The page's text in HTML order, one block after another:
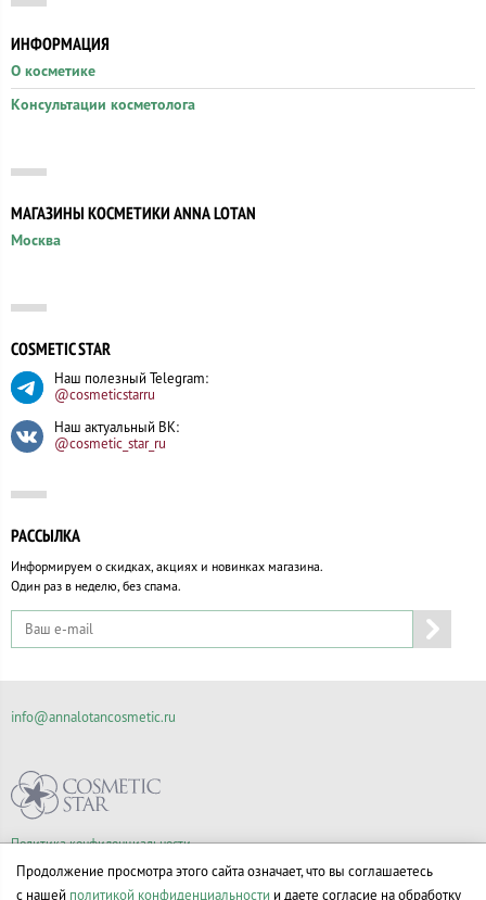
ИНФОРМАЦИЯ
О косметике
Консультации косметолога
МАГАЗИНЫ КОСМЕТИКИ ANNA LOTAN
Москва
COSMETIC STAR
Наш полезный Telegram:
@cosmeticstarru
Наш актуальный ВК:
@cosmetic_star_ru
РАССЫЛКА
Информируем о скидках, акциях и новинках магазина.
Один раз в неделю, без спама.
Политика конфиденциальности
Правила продажи товаров
Согласие на обработку персональных данных
info@annalotancosmetic.ru
Продолжение просмотра этого сайта означает, что вы соглашаетесь
с нашей политикой конфиденциальности и даете согласие на обработку